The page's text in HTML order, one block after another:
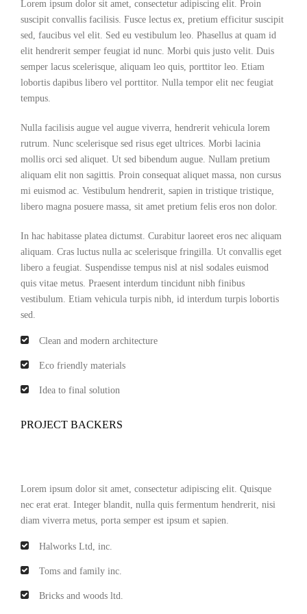
Lorem ipsum dolor sit amet, consectetur adipiscing elit. Proin
suscipit convallis facilisis. Fusce lectus ex, pretium efficitur suscipit
sed, faucibus vel elit. Sed eu vestibulum leo. Phasellus at quam id
elit hendrerit semper feugiat id nunc. Morbi quis justo velit. Duis
semper lacus scelerisque, aliquam leo quis, porttitor leo. Etiam
lobortis dapibus libero vel porttitor. Nulla tempor elit nec feugiat
tempus.
Nulla facilisis augue vel augue viverra, hendrerit vehicula lorem
rutrum. Nunc scelerisque sed risus eget ultrices. Morbi lacinia
mollis orci sed aliquet. Ut sed bibendum augue. Nullam pretium
aliquam elit non sagittis. Proin consequat aliquet massa, non cursus
mi euismod ac. Vestibulum hendrerit, sapien in tristique tristique,
libero magna posuere massa, sit amet pretium felis eros non dolor.
In hac habitasse platea dictumst. Curabitur laoreet eros nec aliquam
aliquam. Cras luctus nulla ac scelerisque fringilla. Ut convallis eget
libero a feugiat. Suspendisse tempus nisl at nisl sodales euismod
quis vitae metus. Praesent interdum tincidunt nibh finibus
vestibulum. Etiam vehicula turpis nibh, id interdum turpis lobortis
sed.
Clean and modern architecture
Eco friendly materials
Idea to final solution
PROJECT BACKERS
Lorem ipsum dolor sit amet, consectetur adipiscing elit. Quisque
nec erat erat. Integer blandit, nulla quis fermentum hendrerit, nisi
diam viverra metus, porta semper est ipsum et sapien.
Halworks Ltd, inc.
Toms and family inc.
Bricks and woods ltd.